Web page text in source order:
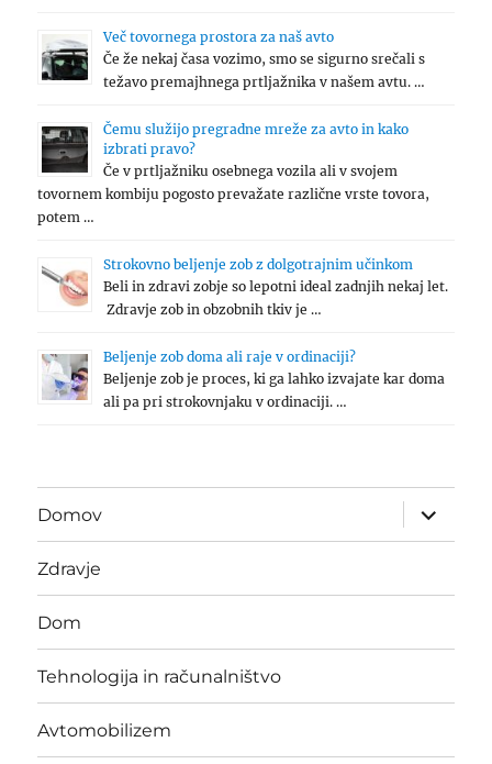
Več tovornega prostora za naš avto
Če že nekaj časa vozimo, smo se sigurno srečali s
težavo premajhnega prtljažnika v našem avtu. …
Čemu služijo pregradne mreže za avto in kako
izbrati pravo?
Če v prtljažniku osebnega vozila ali v svojem
tovornem kombiju pogosto prevažate različne vrste tovora,
potem …
Strokovno beljenje zob z dolgotrajnim učinkom
Beli in zdravi zobje so lepotni ideal zadnjih nekaj let.
Zdravje zob in obzobnih tkiv je …
Beljenje zob doma ali raje v ordinaciji?
Beljenje zob je proces, ki ga lahko izvajate kar doma
ali pa pri strokovnjaku v ordinaciji. …
Domov
expand
child
menu
Zdravje
Dom
Tehnologija in računalništvo
Avtomobilizem